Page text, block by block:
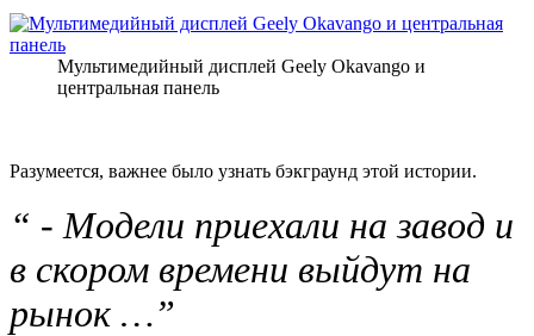
Мультимедийный дисплей Geely Okavango и
центральная панель
Разумеется, важнее было узнать бэкграунд этой истории.
“ - Модели приехали на завод и
в скором времени выйдут на
рынок …”